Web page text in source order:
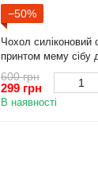
−50%
Чохол силіконовий
принтом мему сібу
чорний (Повний
600 грн
299 грн
В наявності